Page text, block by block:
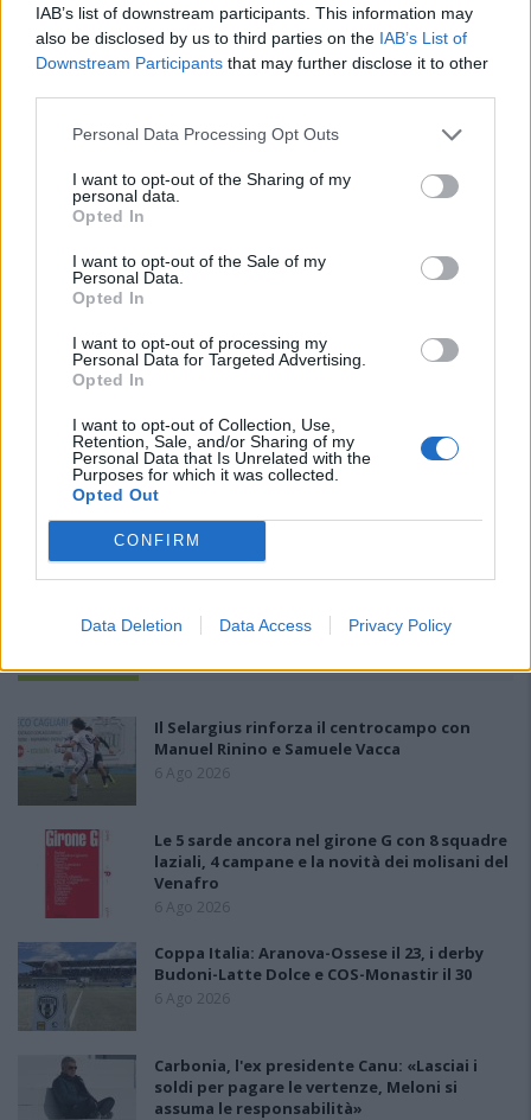
IAB’s list of downstream participants. This information may
also be disclosed by us to third parties on the IAB’s List of
Downstream Participants that may further disclose it to other
Personal Data Processing Opt Outs
I want to opt-out of the Sharing of my
personal data.
Opted In
I want to opt-out of the Sale of my
Personal Data.
Opted In
I want to opt-out of processing my
Personal Data for Targeted Advertising.
Opted In
I want to opt-out of Collection, Use,
Retention, Sale, and/or Sharing of my
Personal Data that Is Unrelated with the
Purposes for which it was collected.
Opted Out
CONFIRM
Data Deletion Data Access Privacy Policy
Il Selargius rinforza il centrocampo con
Manuel Rinino e Samuele Vacca
6 Ago 2026
Le 5 sarde ancora nel girone G con 8 squadre
laziali, 4 campane e la novità dei molisani del
Venafro
6 Ago 2026
Coppa Italia: Aranova-Ossese il 23, i derby
Budoni-Latte Dolce e COS-Monastir il 30
6 Ago 2026
Carbonia, l'ex presidente Canu: «Lasciai i
soldi per pagare le vertenze, Meloni si
assuma le responsabilità»